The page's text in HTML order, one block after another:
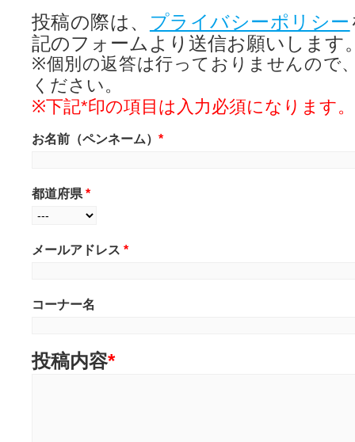
投稿の際は、 プライバシーポリシー
記のフォームより送信お願いします
※個別の返答は行っておりませんので
ください。
※下記*印の項目は入力必須になります。
お名前（ペンネーム） *
都道府県 *
メールアドレス *
コーナー名
投稿内容*